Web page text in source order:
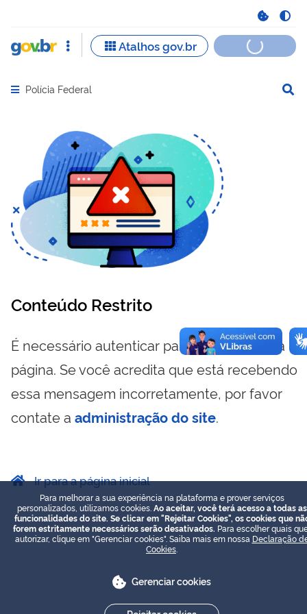
Abrir menu principal de navegação
Polícia Federal
Conteúdo Restrito
É necessário autenticar para visualizar essa
página. Se você acredita que está recebendo
essa mensagem incorretamente, por favor
contate a administração do site.
Ir para a página inicial
Para melhorar a sua experiência na plataforma e prover serviços
personalizados, utilizamos cookies. Ao aceitar, você terá acesso a todas as
funcionalidades do site. Se clicar em "Rejeitar Cookies", os cookies que
forem estritamente necessários serão desativados. Para escolher quais
autorizar, clique em "Gerenciar cookies". Saiba mais em nossa Declaração
Cookies
Gerenciar cookies